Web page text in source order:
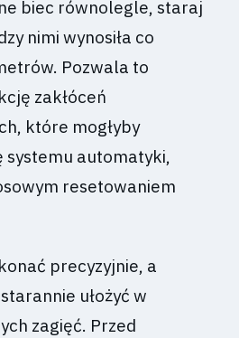
biec równolegle, staraj
nimi wynosiła co
Pozwala to
zakłóceń
które mogłyby
automatyki,
resetowaniem
precyzyjnie, a
ułożyć w
zagięć. Przed